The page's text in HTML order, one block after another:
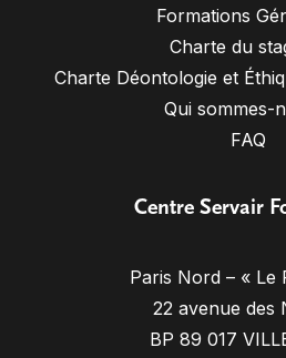
Formations
Charte du
Charte Déontologie et
Qui sommes-
FAQ
Centre Servair
Paris Nord – « Le
22 avenue des
BP 89 017